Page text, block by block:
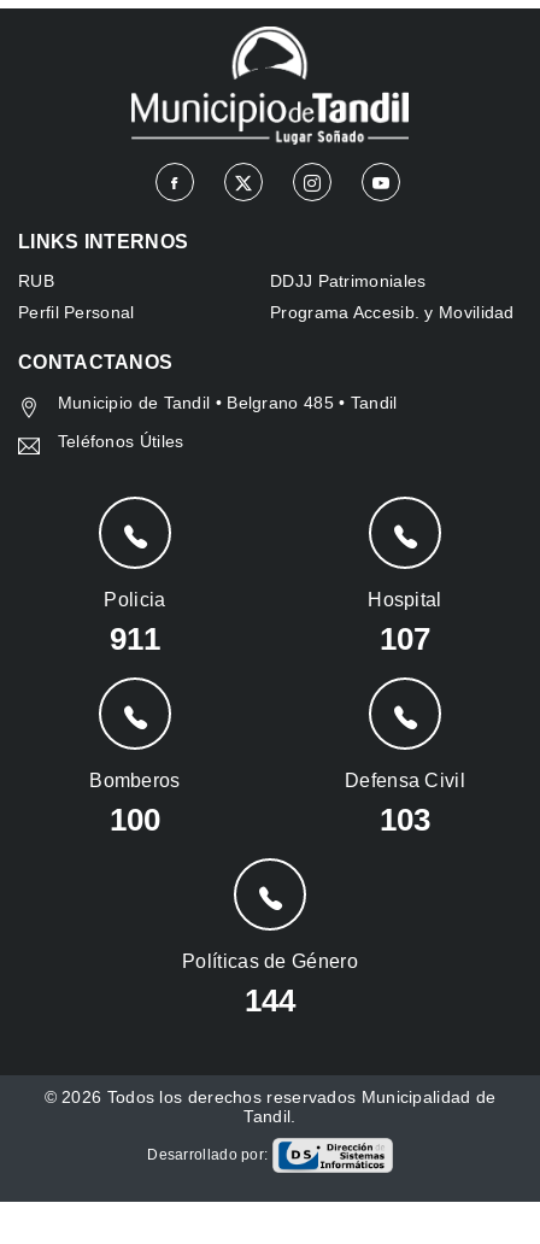
LINKS INTERNOS
RUB
DDJJ Patrimoniales
Perfil Personal
Programa Accesib. y Movilidad
CONTACTANOS
Municipio de Tandil • Belgrano 485 • Tandil
Teléfonos Útiles
Policia
911
Hospital
107
Bomberos
100
Defensa Civil
103
Políticas de Género
144
© 2026 Todos los derechos reservados Municipalidad de
Tandil.
Desarrollado por: